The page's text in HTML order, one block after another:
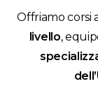
Offriamo corsi
livello,